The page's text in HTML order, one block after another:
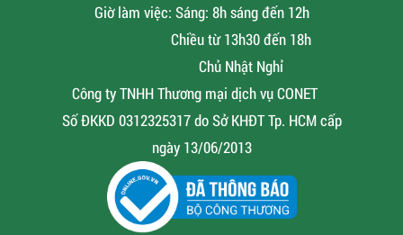
Giờ làm việc: Sáng: 8h sáng đến 12h
Chiều từ 13h30 đến 18h
Chủ Nhật Nghỉ
Công ty TNHH Thương mại dịch vụ CONET
Số ĐKKD 0312325317 do Sở KHĐT Tp. HCM cấp
ngày 13/06/2013